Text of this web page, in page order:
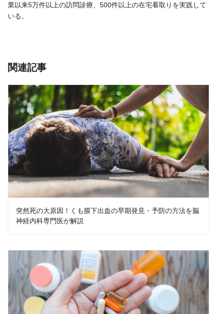
業以来5万件以上の訪問診療、500件以上の在宅看取りを実践して
いる。
関連記事
突然死の大原因！くも膜下出血の早期発見・予防の方法を脳
神経内科専門医が解説